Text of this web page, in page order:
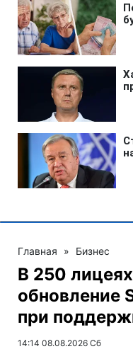
Главная » Бизнес
В 250
обновление
при
14:14 08.08.2026 Сб